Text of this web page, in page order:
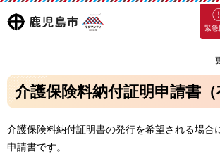
鹿児島
マグ
マシ
緊急
介護保険料納付証明申請書（
介護保険料納付証明書の発行を希望される場合
申請書です。